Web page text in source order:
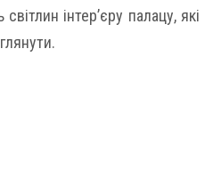
інтер’єру палацу, які